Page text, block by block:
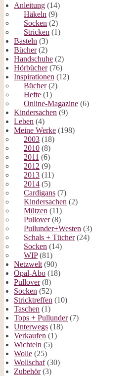
Anleitung (14)
Häkeln (9)
Socken (2)
Stricken (1)
Basteln (3)
Bücher(2)
Handschuhe (2)
Hörbücher(76)
Inspirationen (12)
Bücher(2)
Hefte (1)
Online-Magazine (6)
Kindersachen (9)
Leben (4)
Meine Werke (198)
2003 (18)
2010 (8)
2011 (6)
2012 (9)
2013 (11)
2014 (5)
Cardigans (7)
Kindersachen (2)
Mützen (11)
Pullover(8)
Pullunder+Westen (3)
Schals + Tücher(24)
Socken (14)
WIP(81)
Netzwelt (90)
Opal-Abo (18)
Pullover(8)
Socken (52)
Stricktreffen (10)
Taschen (1)
Tops + Pullunder(7)
Unterwegs (18)
Verkaufen (1)
Wichteln (5)
Wolle (25)
Wollschaf(30)
Zubehör(3)